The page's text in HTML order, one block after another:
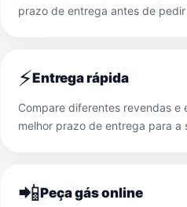
prazo de entrega antes de pedir
⚡Entrega rápida
Compare diferentes revendas e
melhor prazo de entrega para a
📲Peça gás online